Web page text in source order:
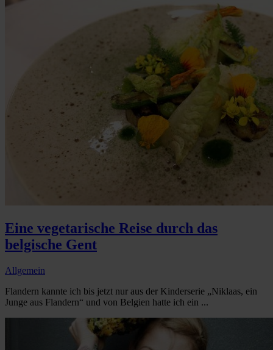
Eine vegetarische Reise durch das
belgische Gent
Allgemein
Flandern kannte ich bis jetzt nur aus der Kinderserie „Niklaas, ein
Junge aus Flandern“ und von Belgien hatte ich ein ...